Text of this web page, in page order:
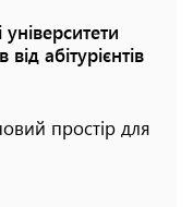
університети
абітурієнтів
простір для